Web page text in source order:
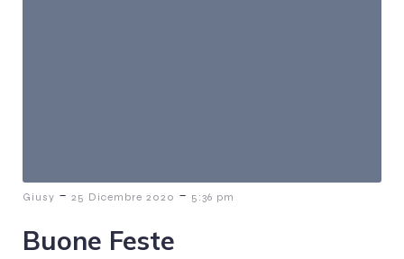
Giusy - 25 Dicembre 2020 - 5:36 pm
Buone Feste